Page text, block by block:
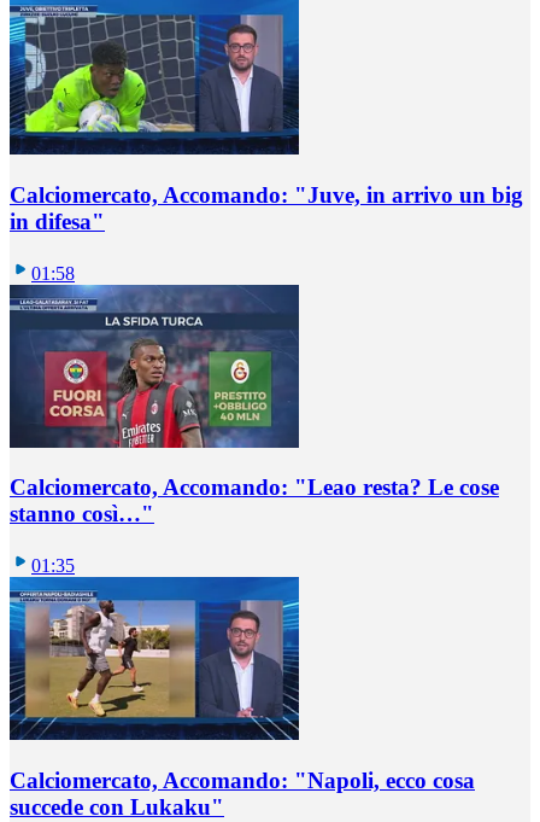
Calciomercato, Accomando: "Juve, in arrivo un big
in difesa"
01:58
Calciomercato, Accomando: "Leao resta? Le cose
stanno così…"
01:35
Calciomercato, Accomando: "Napoli, ecco cosa
succede con Lukaku"